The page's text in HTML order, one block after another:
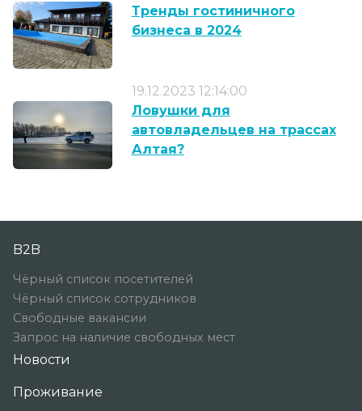
Тренды гостиничного
бизнеса в 2024
19.12.2023 12:14:00
Ловушки для
автовладельцев на трассах
Алтая?
B2B
Чёрный список посетителей
Чёрный список сотрудников
Свободные вакансии
Запрос на наличие свободных мест
Новости
Проживание